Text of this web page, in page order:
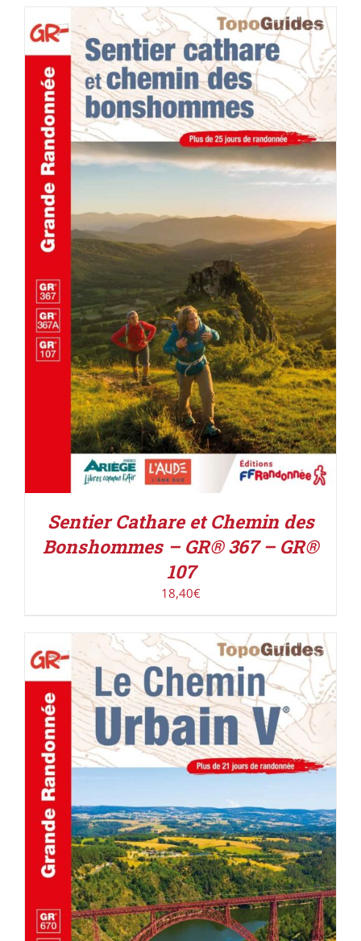
ACHETER LE PRODUIT DÉTAILS
Sentier Cathare et Chemin des
Bonshommes – GR® 367 – GR®
107
18,40€
AJOUTER AU PANIER / DÉTAILS